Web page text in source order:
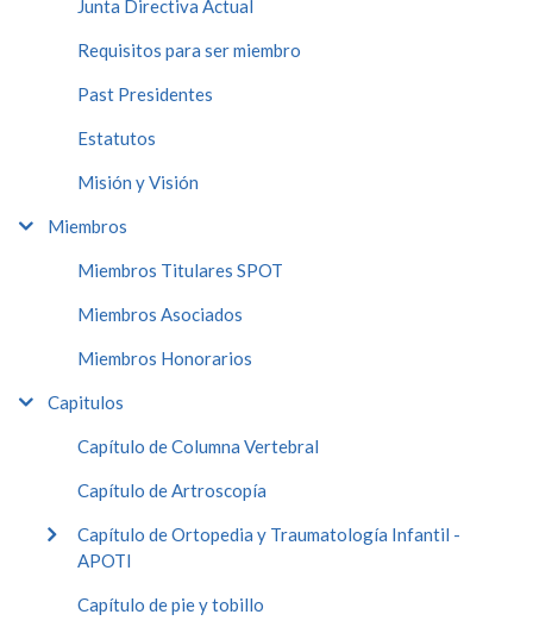
Junta Directiva Actual
Requisitos para ser miembro
Past Presidentes
Estatutos
Misión y Visión
Miembros
Miembros Titulares SPOT
Miembros Asociados
Miembros Honorarios
Capitulos
Capítulo de Columna Vertebral
Capítulo de Artroscopía
Capítulo de Ortopedia y Traumatología Infantil -
APOTI
Capítulo de pie y tobillo